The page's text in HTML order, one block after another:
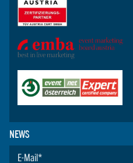
NEWS
E-Mail*